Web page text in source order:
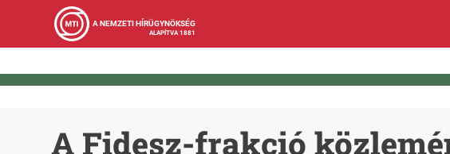
A NEMZETI HÍRÜGYNÖKSÉG
ALAPÍTVA 1881
A Fidesz-frakció